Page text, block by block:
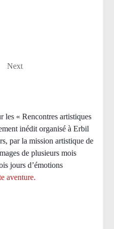
Next
les « Rencontres artistiques
inédit organisé à Erbil
par la mission artistique de
de plusieurs mois
jours d’émotions
aventure.